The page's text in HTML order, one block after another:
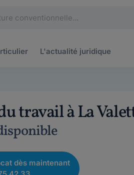
L'actualité juridique
travail à La
dès maintenant